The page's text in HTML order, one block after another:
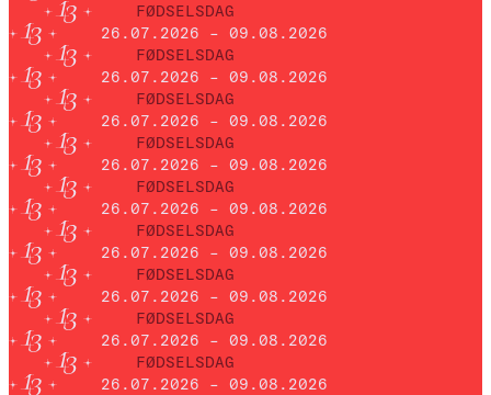
FØDSELSDAG
26.07.2026 – 09.08.2026
FØDSELSDAG
26.07.2026 – 09.08.2026
FØDSELSDAG
26.07.2026 – 09.08.2026
FØDSELSDAG
26.07.2026 – 09.08.2026
FØDSELSDAG
26.07.2026 – 09.08.2026
FØDSELSDAG
26.07.2026 – 09.08.2026
FØDSELSDAG
26.07.2026 – 09.08.2026
FØDSELSDAG
26.07.2026 – 09.08.2026
FØDSELSDAG
26.07.2026 – 09.08.2026